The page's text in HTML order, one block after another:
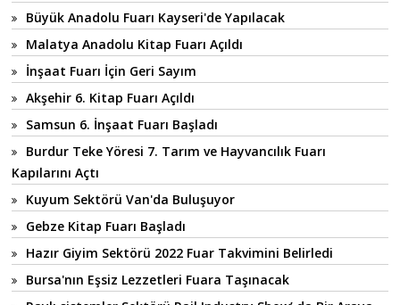
Büyük Anadolu Fuarı Kayseri'de Yapılacak
Malatya Anadolu Kitap Fuarı Açıldı
İnşaat Fuarı İçin Geri Sayım
Akşehir 6. Kitap Fuarı Açıldı
Samsun 6. İnşaat Fuarı Başladı
Burdur Teke Yöresi 7. Tarım ve Hayvancılık Fuarı
Kapılarını Açtı
Kuyum Sektörü Van'da Buluşuyor
Gebze Kitap Fuarı Başladı
Hazır Giyim Sektörü 2022 Fuar Takvimini Belirledi
Bursa'nın Eşsiz Lezzetleri Fuara Taşınacak